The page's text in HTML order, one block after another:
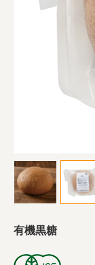
有機黒糖